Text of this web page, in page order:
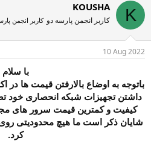
ن
ن
د
ه
م
و
و
ع
ش
ر
ع
K
KOUSHA
کاربر انجمن پارسه دو کاربر انجمن
10 Aug 2022
با سلام
باتوجه به اوضاع بالارفتن قیمت ها در
داشتن تجهیزات شبکه انحصاری خود
کیفیت و کمترین قیمت سرور های
شایان ذکر است ما هیچ محدودیتی
کرد.